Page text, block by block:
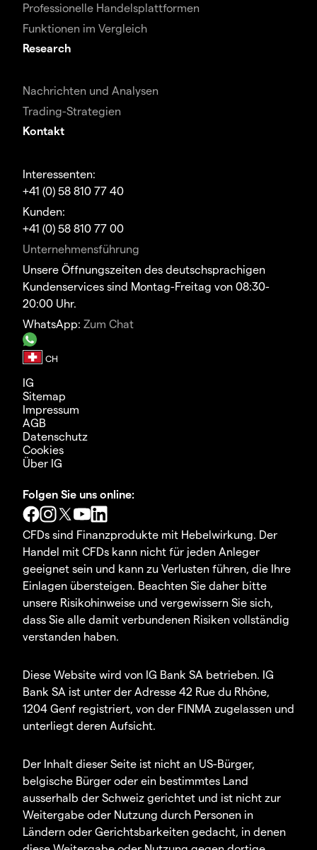
Professionelle Handelsplattformen
Funktionen im Vergleich
Research
Nachrichten und Analysen
Trading-Strategien
Kontakt
Interessenten:
+41 (0) 58 810 77 40
Kunden:
+41 (0) 58 810 77 00
Unternehmensführung
Unsere Öffnungszeiten des deutschsprachigen
Kundenservices sind Montag-Freitag von 08:30-
20:00 Uhr.
WhatsApp: Zum Chat
IG
Sitemap
Impressum
AGB
Datenschutz
Cookies
Über IG
Folgen Sie uns online:
CFDs sind Finanzprodukte mit Hebelwirkung. Der
Handel mit CFDs kann nicht für jeden Anleger
geeignet sein und kann zu Verlusten führen, die Ihre
Einlagen übersteigen. Beachten Sie daher bitte
unsere Risikohinweise und vergewissern Sie sich,
dass Sie alle damit verbundenen Risiken vollständig
verstanden haben.
Diese Website wird von IG Bank SA betrieben. IG
Bank SA ist unter der Adresse 42 Rue du Rhône,
1204 Genf registriert, von der FINMA zugelassen und
unterliegt deren Aufsicht.
Der Inhalt dieser Seite ist nicht an US-Bürger,
belgische Bürger oder ein bestimmtes Land
ausserhalb der Schweiz gerichtet und ist nicht zur
Weitergabe oder Nutzung durch Personen in
Ländern oder Gerichtsbarkeiten gedacht, in denen